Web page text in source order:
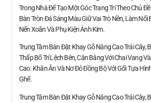
Trong Nhà Để Tạo Một Góc Trang Trí Theo Chủ
Bàn Tròn Đá Sáng Màu Giữ Vai Trò Nền, Làm Nổi
Nến Xoắn Và Phụ Kiện Ánh Kim.
Trung Tâm Bàn Đặt Khay Gỗ Nâng Cao Trái Cây,
Thấp Bố Trí Lệch Bên, Cân Bằng Với Chai Vang
Cao. Khăn Ăn Và Nơ Đỏ Đồng Bộ Với Gối Tựa
Ghế.
Trung Tâm Bàn Đặt Khay Gỗ Nâng Cao Trái Cây,